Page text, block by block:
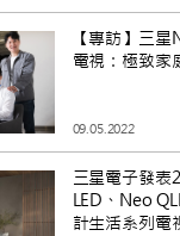
【專訪】三
電視：極致家
09.05.2022
三星電子發表
LED、Neo
計生活系列電